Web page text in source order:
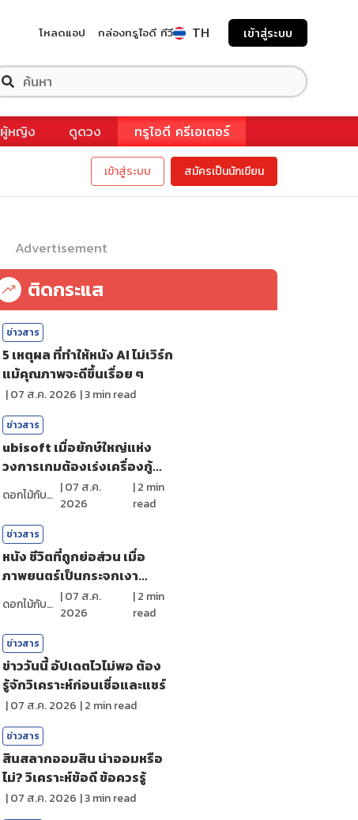
โหลดแอป กล่องทรูไอดี ทีวี TH เข้าสู่ระบบ
ผู้หญิง ดูดวง ทรูไอดี ครีเอเตอร์
เข้าสู่ระบบ สมัครเป็นนักเขียน
Advertisement
ติดกระแส
ข่าวสาร
5 เหตุผล ที่ทำให้หนัง AI ไม่เวิร์ก
แม้คุณภาพจะดีขึ้นเรื่อย ๆ
|07 ส.ค. 2026 |3min read
ข่าวสาร
ubisoft เมื่อยักษ์ใหญ่แห่ง
วงการเกมต้องเร่งเครื่องกู้
ศรัทธา
ดอกไม้กับสายน้ำ |07 ส.ค.
2026
|2 min
read
ข่าวสาร
หนัง ชีวิตที่ถูกย่อส่วน เมื่อ
ภาพยนตร์เป็นกระจกเงา
สะท้อนตัวตน
ดอกไม้กับสายน้ำ |07 ส.ค.
2026
|2 min
read
ข่าวสาร
ข่าววันนี้ อัปเดตไวไม่พอ ต้อง
รู้จักวิเคราะห์ก่อนเชื่อและแชร์
|07 ส.ค. 2026 |2 min read
ข่าวสาร
สินสลากออมสิน น่าออมหรือ
ไม่? วิเคราะห์ข้อดี ข้อควรรู้
|07 ส.ค. 2026 |3min read